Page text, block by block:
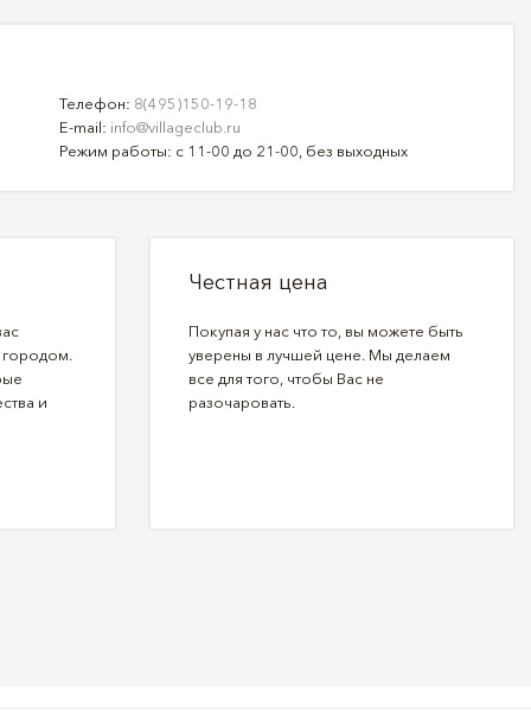
Телефон: 8(495)150-19-18
E-mail: info@villageclub.ru
Режим работы: с 11-00 до 21-00, без выходных
и
Честная цена
Покупая у нас что то, вы можете быть
уверены в лучшей цене. Мы делаем
все для того, чтобы Вас не
разочаровать.